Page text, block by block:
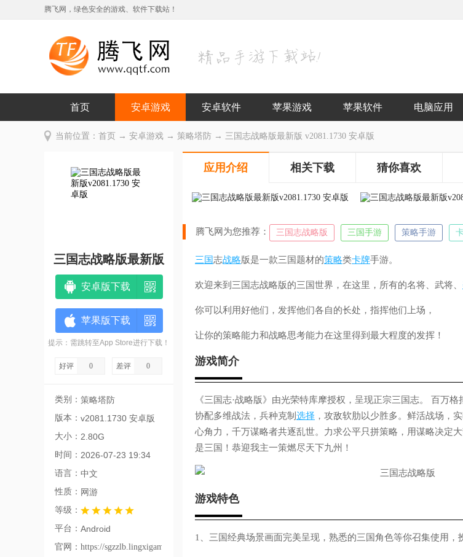
腾飞网，绿色安全的游戏、软件下载站！
首页 安卓游戏 安卓软件 苹果游戏 苹果软件 电脑应用
当前位置： 首页 → 安卓游戏 → 策略塔防 → 三国志战略版最新版 v2081.1730 安卓版
三国志战略版最新版
安卓版下载
苹果版下载
提示：需跳转至App Store进行下载！
好评 0 差评 0
类别： 策略塔防
版本： v2081.1730 安卓版
大小： 2.80G
时间： 2026-07-23 19:34
语言： 中文
性质： 网游
等级：
平台： Android
官网： https://sgzzlb.lingxigames.com/
应用介绍 相关下载 猜你喜欢
腾飞网为您推荐： 三国志战略版 三国手游 策略手游
三国志战略版是一款三国题材的策略类卡牌手游。
欢迎来到三国志战略版的三国世界，在这里，所有的名将、武将、
你可以利用好他们，发挥他们各自的长处，指挥他们上场，
让你的策略能力和战略思考能力在这里得到最大程度的发挥！
游戏简介
《三国志·战略版》由光荣特库摩授权，呈现正宗三国志。 百万格
协配多维战法，兵种克制 选择 ，攻敌软肋以少胜多。鲜活战场，
心角力，千万谋略者共逐乱世。力求公平只拼策略，用谋略决定
是三国！恭迎我主一策燃尽天下九州！
游戏特色
1、三国经典场景画面完美呈现，熟悉的三国角色等你召集使用，